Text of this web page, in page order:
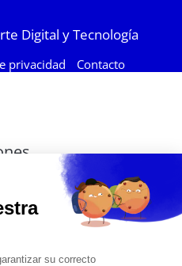
Digital y Tecnología
privacidad Contacto